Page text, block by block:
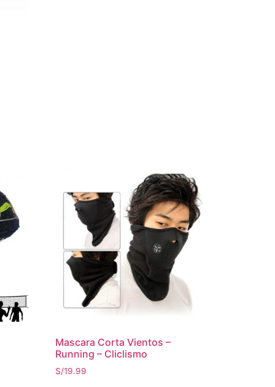
Mascara Corta Vientos –
Running – Cliclismo
S/19.99